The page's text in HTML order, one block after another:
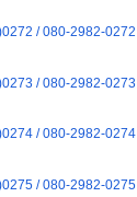
/ 080-2982-0272
/ 080-2982-0273
/ 080-2982-0274
/ 080-2982-0275